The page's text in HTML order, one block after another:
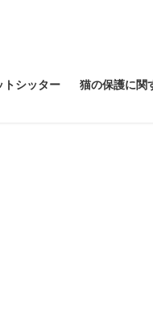
トシッター 猫の保護に関